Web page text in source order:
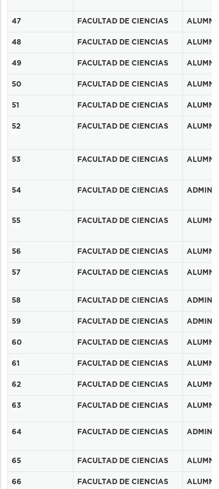
48
47 FACULTAD DE CIENCIAS
49
48 FACULTAD DE CIENCIAS
50
49 FACULTAD DE CIENCIAS
51
50 FACULTAD DE CIENCIAS
52
51 FACULTAD DE CIENCIAS
52 FACULTAD DE CIENCIAS
53 FACULTAD DE CIENCIAS
54 FACULTAD DE CIENCIAS
55 FACULTAD DE CIENCIAS
57
56 FACULTAD DE CIENCIAS
58
57 FACULTAD DE CIENCIAS
59
58 FACULTAD DE CIENCIAS
60
59 FACULTAD DE CIENCIAS
61
60 FACULTAD DE CIENCIAS
62
61 FACULTAD DE CIENCIAS
63
62 FACULTAD DE CIENCIAS
64
63 FACULTAD DE CIENCIAS
65
64 FACULTAD DE CIENCIAS
66
65 FACULTAD DE CIENCIAS
67
66 FACULTAD DE CIENCIAS